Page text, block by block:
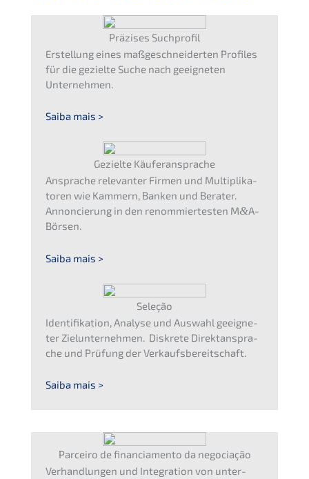
Präzi­ses Suchprofil
Erstel­lung eines maßge­schnei­der­ten Profiles
für die geziel­te Suche nach geeig­ne­ten
Unternehmen.
Saiba mais >
Geziel­te Käuferansprache
Anspra­che relevan­ter Firmen und Multi­pli­ka­
to­ren wie Kammern, Banken und Berater.
Annon­cie­rung in den renom­mier­tes­ten M&A-
Börsen.
Saiba mais >
Seleção
Identi­fi­ka­ti­on, Analy­se und Auswahl geeig­ne­
ter Zielun­ter­neh­men. Diskre­te Direkt­an­spra­
che und Prüfung der Verkaufsbereitschaft.
Saiba mais >
Parce­i­ro de finan­cia­men­to da negociação
Verhand­lun­gen und Integra­ti­on von unter­